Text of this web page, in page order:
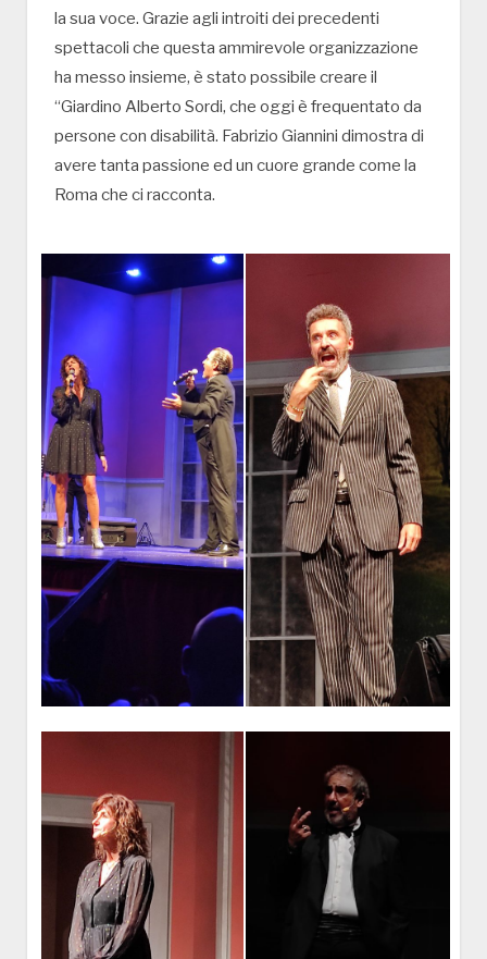
la sua voce. Grazie agli introiti dei precedenti
spettacoli che questa ammirevole organizzazione
ha messo insieme, è stato possibile creare il
“Giardino Alberto Sordi, che oggi è frequentato da
persone con disabilità. Fabrizio Giannini dimostra di
avere tanta passione ed un cuore grande come la
Roma che ci racconta.